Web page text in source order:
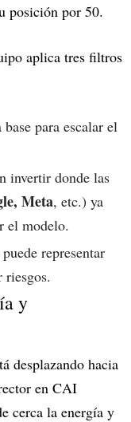
posición por 50.
aplica tres filtros
para escalar el
invertir donde las
Meta, etc.) ya
el modelo.
representar
y
desplazando hacia
en CAI
cerca la energía y